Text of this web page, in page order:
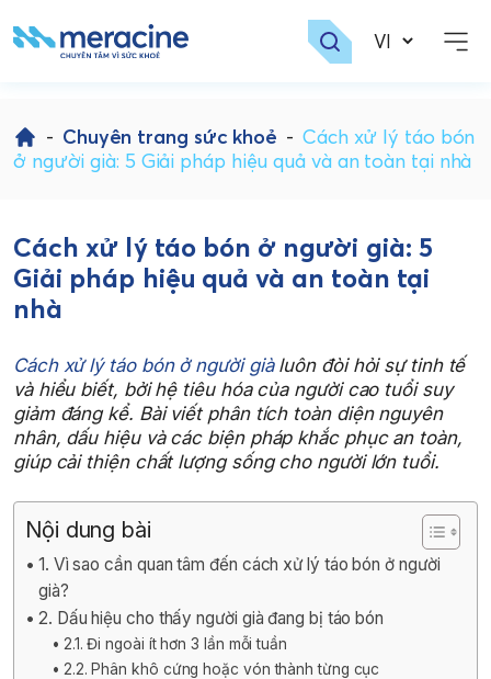
to
content
- Chuyên trang sức khoẻ - Cách xử lý táo bón
ở người già: 5 Giải pháp hiệu quả và an toàn tại nhà
Cách xử lý táo bón ở người già: 5
Giải pháp hiệu quả và an toàn tại
nhà
Cách xử lý táo bón ở người giàluôn đòi hỏi sự tinh tế
và hiểu biết, bởi hệ tiêu hóa của người cao tuổi suy
giảm đáng kể. Bài viết phân tích toàn diện nguyên
nhân, dấu hiệu và các biện pháp khắc phục an toàn,
giúp cải thiện chất lượng sống cho người lớn tuổi.
Nội dung bài
1. Vì sao cần quan tâm đến cách xử lý táo bón ở người
già?
2. Dấu hiệu cho thấy người già đang bị táo bón
2.1. Đi ngoài ít hơn 3 lần mỗi tuần
2.2. Phân khô cứng hoặc vón thành từng cục